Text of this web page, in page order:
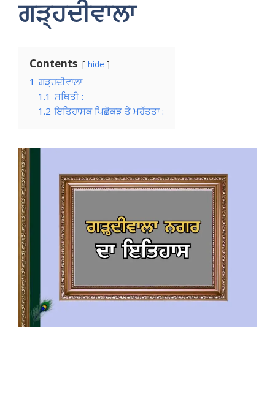
ਗੜ੍ਹਦੀਵਾਲਾ
Contents hide
1 ਗੜ੍ਹਦੀਵਾਲਾ
1.1 ਸਥਿਤੀ :
1.2 ਇਤਿਹਾਸਕ ਪਿਛੋਕੜ ਤੇ ਮਹੱਤਤਾ :